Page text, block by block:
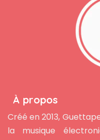
À propos
Créé en 2013,
la musique